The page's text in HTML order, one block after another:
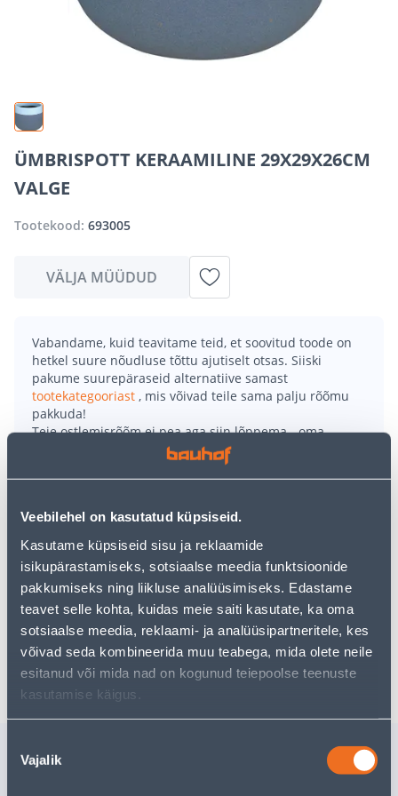
Veebilehel on kasutatud küpsiseid.
Kasutame küpsiseid sisu ja reklaamide
isikupärastamiseks, sotsiaalse meedia funktsioonide
pakkumiseks ning liikluse analüüsimiseks. Edastame
teavet selle kohta, kuidas meie saiti kasutate, ka oma
sotsiaalse meedia, reklaami- ja analüüsipartneritele, kes
võivad seda kombineerida muu teabega, mida olete neile
esitanud või mida nad on kogunud teiepoolse teenuste
kasutamise käigus.
valik
Vajalik
ÜMBRISPOTT KERAAMILINE 29X29X26CM
VALGE
Tootekood: 693005
VÄLJA MÜÜDUD
Vabandame, kuid teavitame teid, et soovitud toode on
hetkel suure nõudluse tõttu ajutiselt otsas. Siiski
pakume suurepäraseid alternatiive samast
tootekategooriast , mis võivad teile sama palju rõõmu
pakkuda!
Teie ostlemisrõõm ei pea aga siin lõppema - oma
uurimistööd saate jätkata, naastes
kasutades meie võimsat otsingufunktsiooni, et leida
veelgi meelepärasemad valikuid. Head ostlemist!
• Keraamiline ümbrispott.
• Mõõtmed on 29 x 29 x 26 cm.
• Värvus valge.
• 14-päevane tagastusõigus.
Tarne pole võimalik